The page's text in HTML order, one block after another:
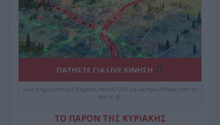
ΠΑΤΗΣΤΕ ΓΙΑ LIVE ΚΙΝΗΣΗ
Live ενημέρωση για Κηφισό, Αττική Οδό και κέντρο Αθήνας από το
paron.gr
ΤΟ ΠΑΡΟΝ ΤΗΣ ΚΥΡΙΑΚΗΣ